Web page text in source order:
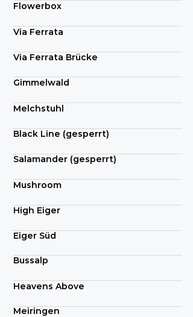
Flowerbox
Via Ferrata
Via Ferrata Brücke
Gimmelwald
Melchstuhl
Black Line (gesperrt)
Salamander (gesperrt)
Mushroom
High Eiger
Eiger Süd
Bussalp
Heavens Above
Meiringen